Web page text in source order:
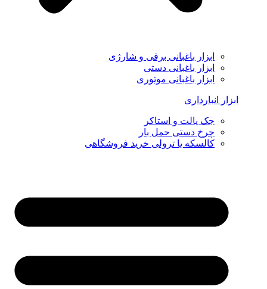
ابزار باغبانی برقی و شارژی
ابزار باغبانی دستی
ابزار باغبانی موتوری
ابزار انبارداری
جک پالت و استاکر
چرخ دستی حمل بار
کالسکه یا ترولی خرید فروشگاهی